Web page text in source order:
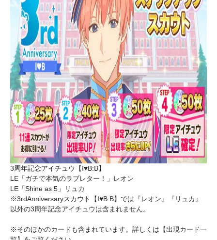
3周年記念アイチュウ【I♥B:B】
LE「ガチで本気のラブレター！」レオン
LE「Shine as 5」リュカ
※3rdAnniversaryスカウト【I♥B:B】では『レオン』『リュカ』
以外の3周年記念アイチュウは含まれません。
※そのほかのカードも含まれています。詳しくは【出現カード一